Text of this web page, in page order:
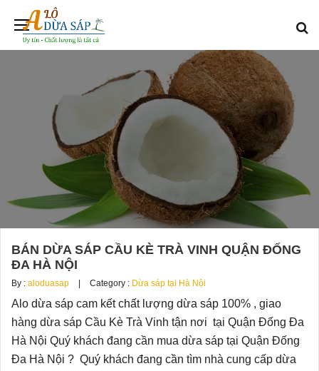
BÁN DỪA SÁP CẦU KÈ TRÀ VINH QUẬN ĐỐNG
ĐA HÀ NỘI
By : aloduasap Category : Dừa sáp tại Hà Nội
Alo dừa sáp cam kết chất lượng dừa sáp 100% , giao
hàng dừa sáp Cầu Kè Trà Vinh tận nơi tại Quận Đống Đa
Hà Nội Quý khách đang cần mua dừa sáp tại Quận Đống
Đa Hà Nội ? Quý khách đang cần tìm nhà cung cấp dừa